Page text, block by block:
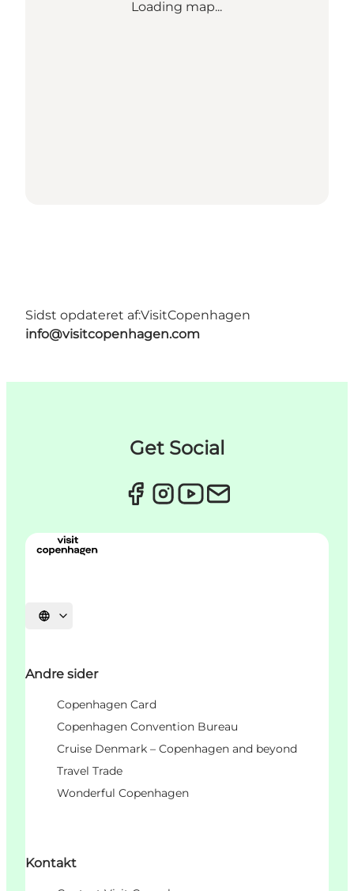
Loading map...
Sidst opdateret af:VisitCopenhagen
info@visitcopenhagen.com
Get Social
Vælg sprog
Andre sider
Copenhagen Card
Copenhagen Convention Bureau
Cruise Denmark – Copenhagen and beyond
Travel Trade
Wonderful Copenhagen
Kontakt